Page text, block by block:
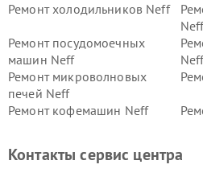
Ремонт холодильников Neff
Ремонт посудомоечных
машин Neff
Ремонт микроволновых
печей Neff
Ремонт кофемашин Neff
Контакты сервис центра